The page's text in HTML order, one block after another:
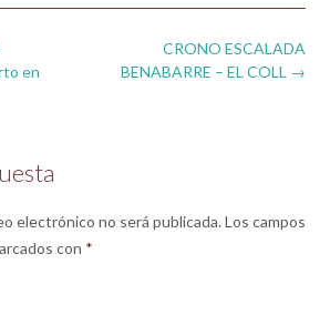
CRONO ESCALADA
BENABARRE – EL COLL →
en
electrónico no será publicada. Los campos
con *